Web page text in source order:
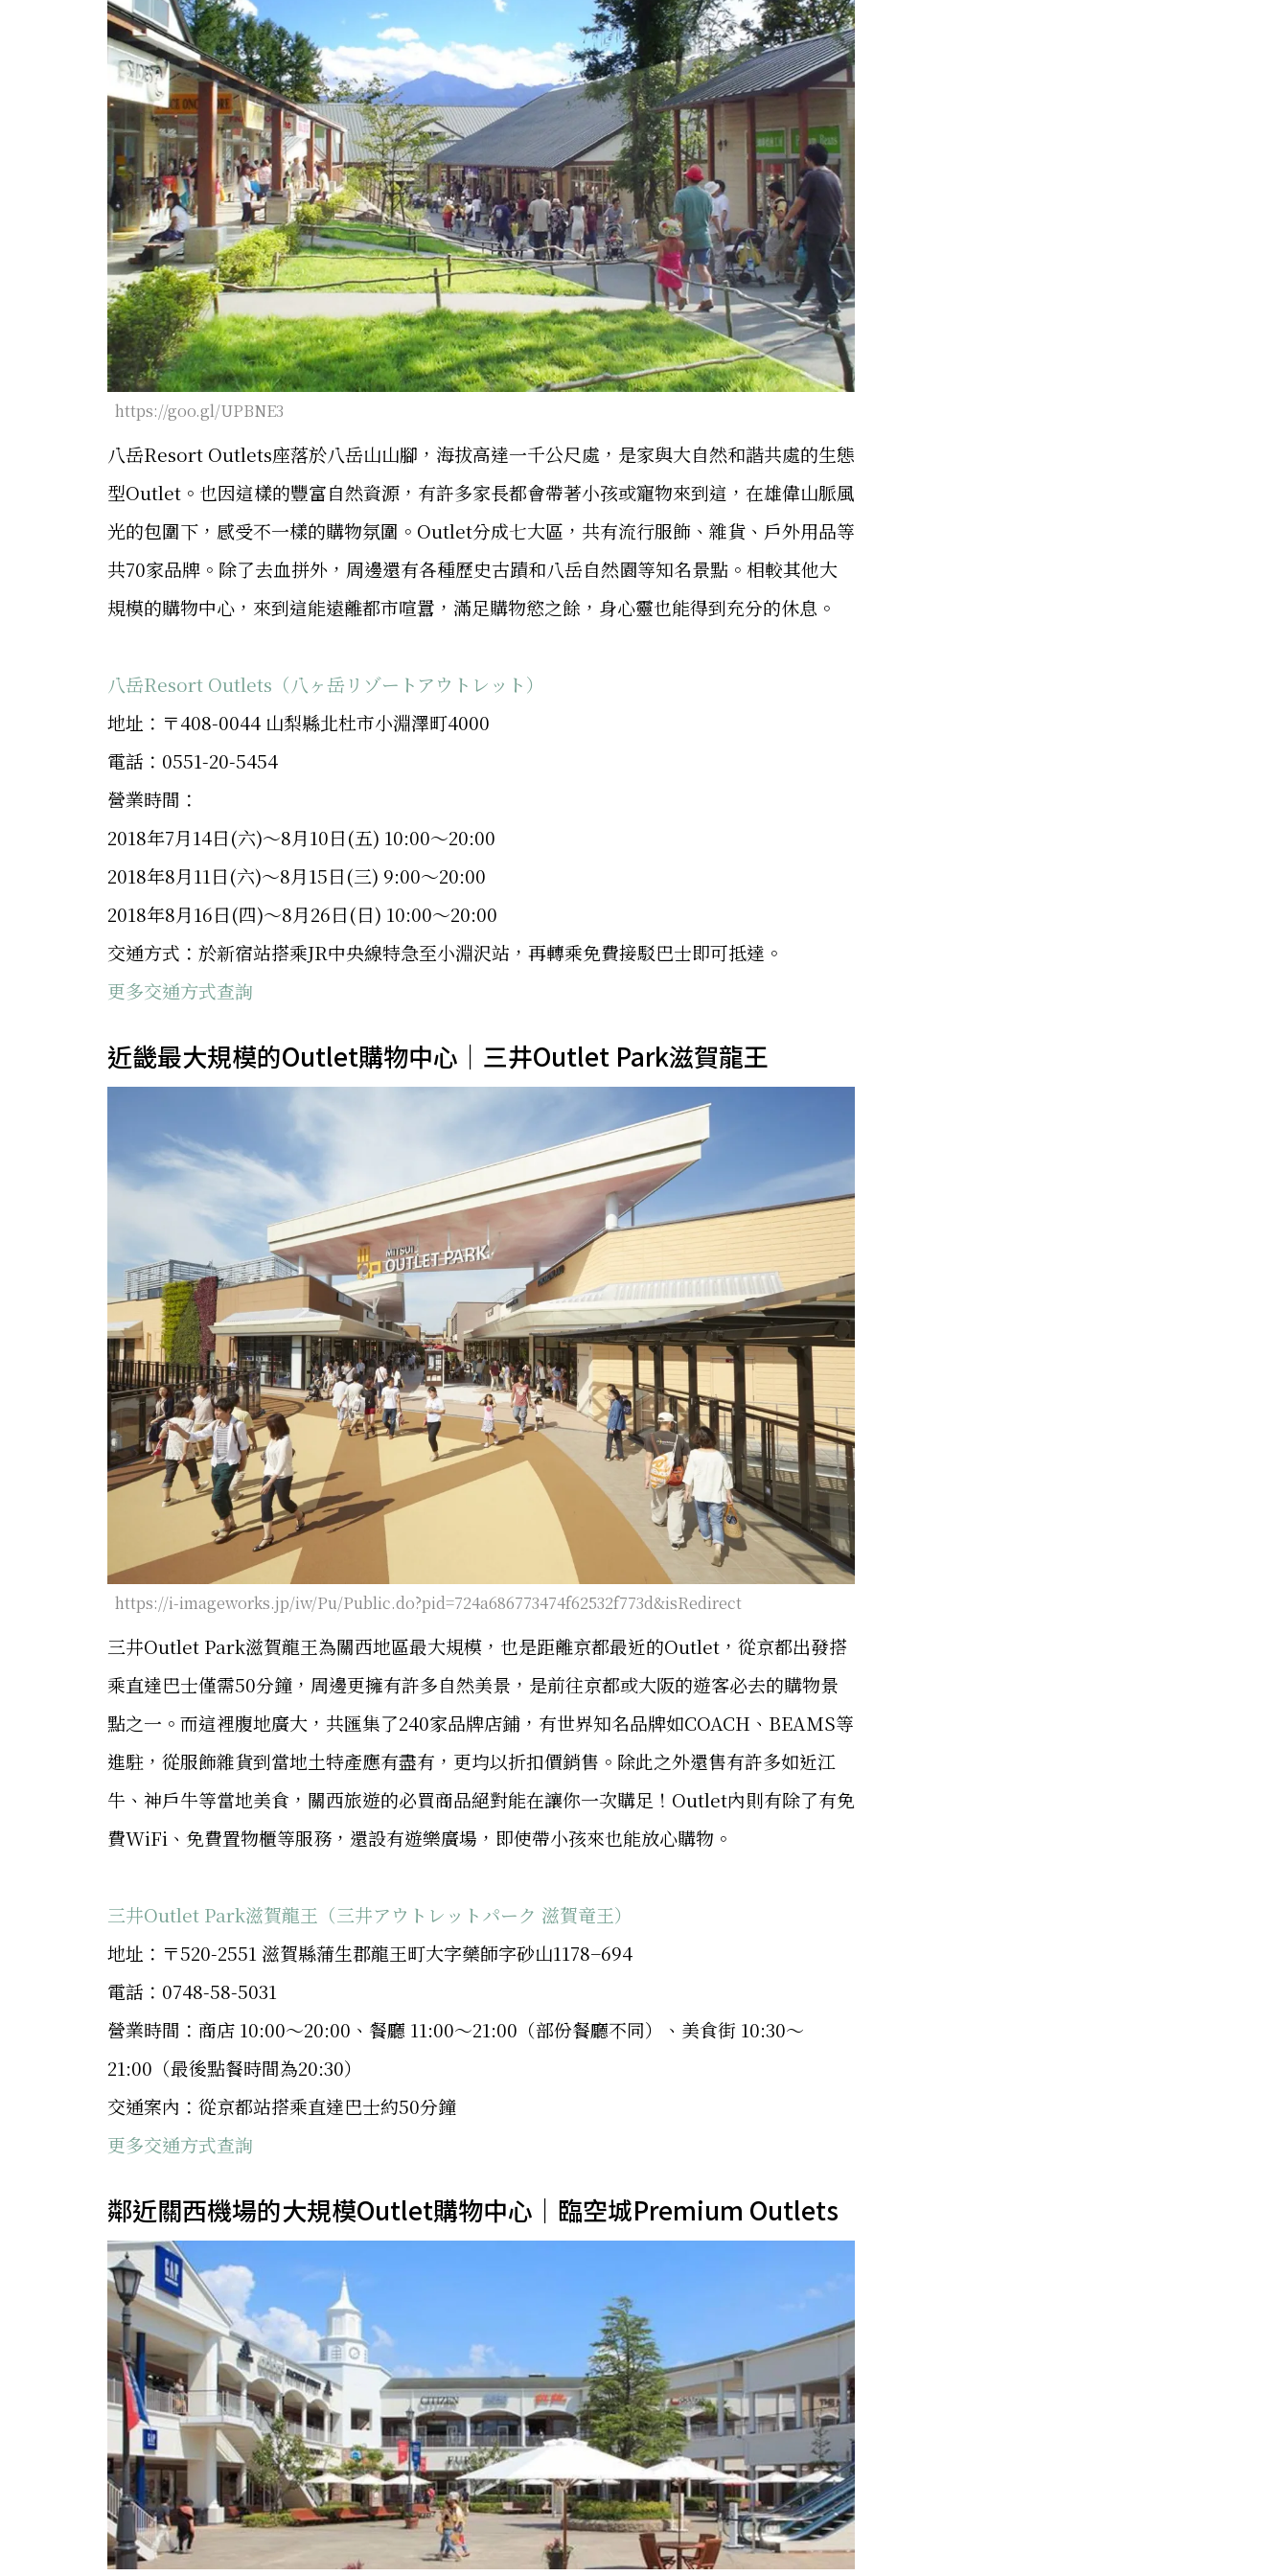
https://goo.gl/UPBNE3
八岳Resort Outlets座落於八岳山山腳，海拔高達一千公尺處，是家與大自然和諧共處的生態
型Outlet。也因這樣的豐富自然資源，有許多家長都會帶著小孩或寵物來到這，在雄偉山脈風
光的包圍下，感受不一樣的購物氛圍。Outlet分成七大區，共有流行服飾、雜貨、戶外用品等
共70家品牌。除了去血拼外，周邊還有各種歷史古蹟和八岳自然園等知名景點。相較其他大
規模的購物中心，來到這能遠離都市喧囂，滿足購物慾之餘，身心靈也能得到充分的休息。
八岳Resort Outlets（八ヶ岳リゾートアウトレット）
地址：〒408-0044 山梨縣北杜市小淵澤町4000
電話：0551-20-5454
營業時間：
2018年7月14日(六)～8月10日(五) 10:00～20:00
2018年8月11日(六)～8月15日(三) 9:00～20:00
2018年8月16日(四)～8月26日(日) 10:00～20:00
交通方式：於新宿站搭乘JR中央線特急至小淵沢站，再轉乘免費接駁巴士即可抵達。
更多交通方式查詢
近畿最大規模的Outlet購物中心｜三井Outlet Park滋賀龍王
https://i-imageworks.jp/iw/Pu/Public.do?pid=724a686773474f62532f773d&isRedirect
三井Outlet Park滋賀龍王為關西地區最大規模，也是距離京都最近的Outlet，從京都出發搭
乘直達巴士僅需50分鐘，周邊更擁有許多自然美景，是前往京都或大阪的遊客必去的購物景
點之一。而這裡腹地廣大，共匯集了240家品牌店鋪，有世界知名品牌如COACH、BEAMS等
進駐，從服飾雜貨到當地土特產應有盡有，更均以折扣價銷售。除此之外還售有許多如近江
牛、神戶牛等當地美食，關西旅遊的必買商品絕對能在讓你一次購足！Outlet內則有除了有免
費WiFi、免費置物櫃等服務，還設有遊樂廣場，即使帶小孩來也能放心購物。
三井Outlet Park滋賀龍王（三井アウトレットパーク 滋賀竜王）
地址：〒520-2551 滋賀縣蒲生郡龍王町大字藥師字砂山1178−694
電話：0748-58-5031
營業時間：商店 10:00～20:00、餐廳 11:00～21:00（部份餐廳不同）、美食街 10:30～
21:00（最後點餐時間為20:30）
交通案內：從京都站搭乘直達巴士約50分鐘
更多交通方式查詢
鄰近關西機場的大規模Outlet購物中心｜臨空城Premium Outlets